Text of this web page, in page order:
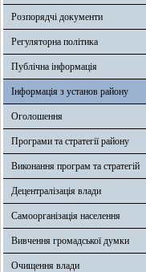
Розпорядчі документи
Регуляторна політика
Публічна інформація
Інформація з установ району
Оголошення
Програми та стратегії району
Виконання програм та стратегій
Децентралізація влади
Самоорганізація населення
Вивчення громадської думки
Очищення влади